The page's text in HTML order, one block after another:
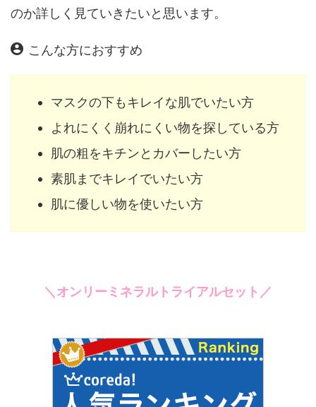
のか詳しく見ていきたいと思います。
こんな方におすすめ
マスクの下もキレイな肌でいたい方
よれにくく崩れにくい物を探している方
肌の粗をキチンとカバーしたい方
素肌までキレイでいたい方
肌に優しい物を使いたい方
＼オンリーミネラルトライアルセット／